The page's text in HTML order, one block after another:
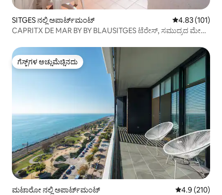
SITGES ನಲ್ಲಿ ಅಪಾರ್ಟ್‌ಮಂಟ್ 5 ರಲ್ಲಿ 4.83
4.83 (101)
CAPRITX DE MAR BY BY BLAUSITGES ಟೆರೇಸ್, ಸಮುದ್ರದ ಮೇಲೆ
ಗೆಸ್ಟ್‌ಗಳ ಅಚ್ಚುಮೆಚ್ಚಿನದು
ಗೆಸ್ಟ್‌ಗಳ ಅಚ್ಚುಮೆಚ್ಚಿನದು
ಮಟಾರೋ ನಲ್ಲಿ ಅಪಾರ್ಟ್‌ಮಂಟ್ 5 ರಲ್ಲಿ 4.9
4.9 (210)